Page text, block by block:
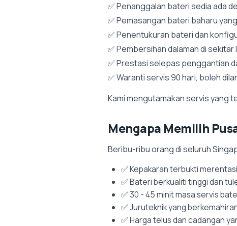
✅ Penanggalan bateri sedia ada
✅ Pemasangan bateri baharu
✅ Penentukuran bateri dan
✅ Pembersihan dalaman di
✅ Prestasi selepas penggantian
✅ Waranti servis 90 hari, boleh
Kami mengutamakan servis yang
Mengapa Memilih
Beribu-ribu orang di seluruh
✅ Kepakaran terbukti
✅ Bateri berkualiti tinggi dan
✅ 30 - 45 minit masa servis
✅ Juruteknik yang
✅ Harga telus dan cadangan